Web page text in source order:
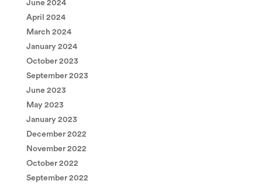
June 2024
April 2024
March 2024
January 2024
October 2023
September 2023
June 2023
May 2023
January 2023
December 2022
November 2022
October 2022
September 2022